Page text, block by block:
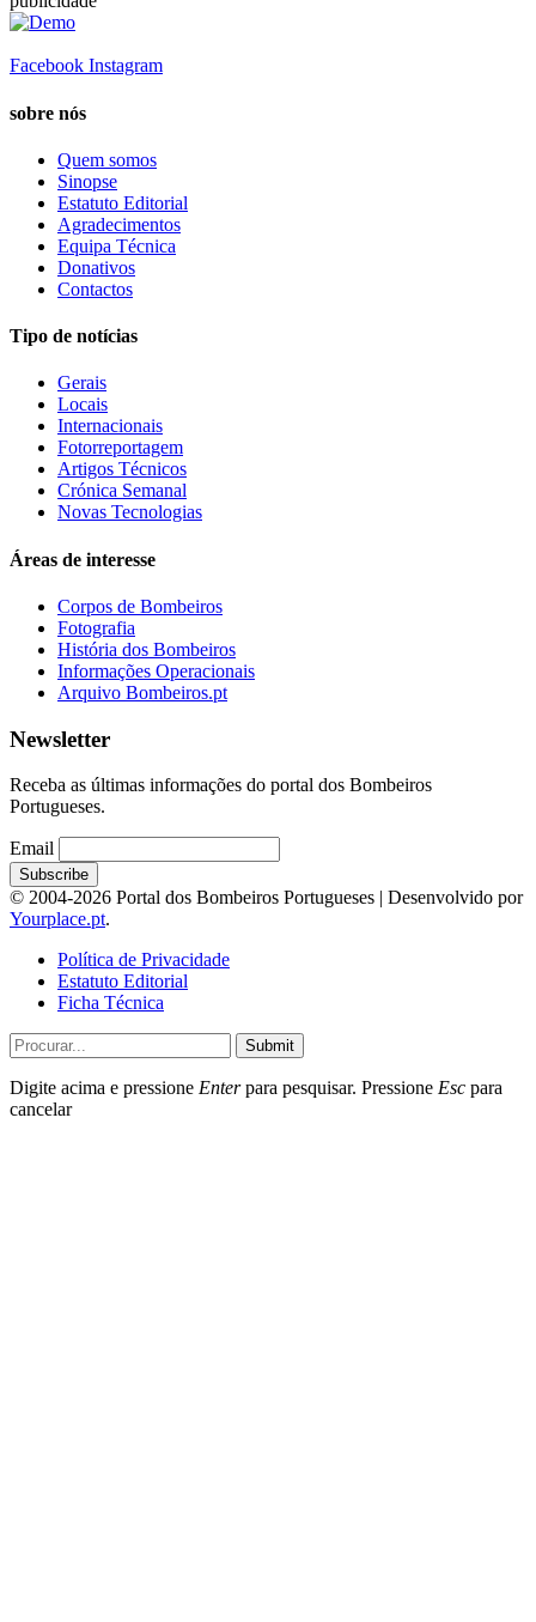
Facebook Instagram
sobre nós
Quem somos
Sinopse
Estatuto Editorial
Agradecimentos
Equipa Técnica
Donativos
Contactos
Tipo de notícias
Gerais
Locais
Internacionais
Fotorreportagem
Artigos Técnicos
Crónica Semanal
Novas Tecnologias
Áreas de interesse
Corpos de Bombeiros
Fotografia
História dos Bombeiros
Informações Operacionais
Arquivo Bombeiros.pt
Newsletter
Receba as últimas informações do portal dos Bombeiros
Portugueses.
Email
© 2004-2026 Portal dos Bombeiros Portugueses | Desenvolvido por
Yourplace.pt.
Política de Privacidade
Estatuto Editorial
Ficha Técnica
Submit
Digite acima e pressione Enterpara pesquisar. Pressione Esc para
cancelar